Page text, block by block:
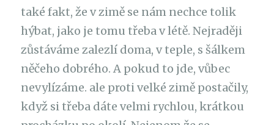
také fakt, že v zimě se nám nechce tolik
hýbat, jako je tomu třeba v létě. Nejraději
zůstáváme zalezlí doma, v teple, s šálkem
něčeho dobrého. A pokud to jde, vůbec
nevylízáme. ale proti velké zimě postačily,
když si třeba dáte velmi rychlou, krátkou